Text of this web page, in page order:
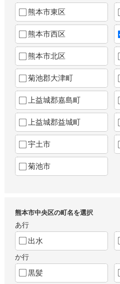
熊本市東区
熊本市西区
熊本市北区
菊池郡大津町
上益城郡嘉島町
上益城郡益城町
宇土市
菊池市
熊本市中央区の町名を選択
あ行
出水
か行
黒髪